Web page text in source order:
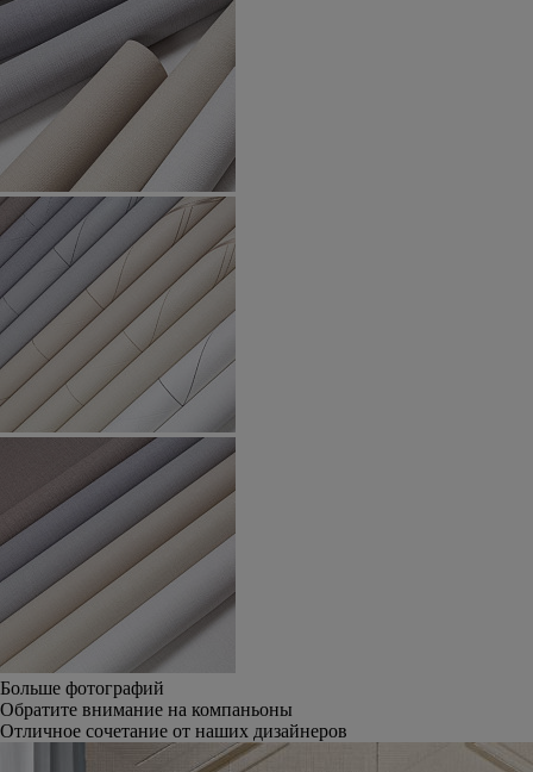
Больше фотографий
Обратите внимание на компаньоны
Отличное сочетание от наших дизайнеров